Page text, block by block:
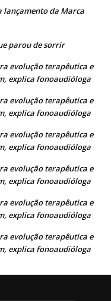
lançamento da Marca
parou de sorrir
evolução terapêutica e
explica fonoaudióloga
evolução terapêutica e
explica fonoaudióloga
evolução terapêutica e
explica fonoaudióloga
evolução terapêutica e
explica fonoaudióloga
evolução terapêutica e
explica fonoaudióloga
evolução terapêutica e
explica fonoaudióloga